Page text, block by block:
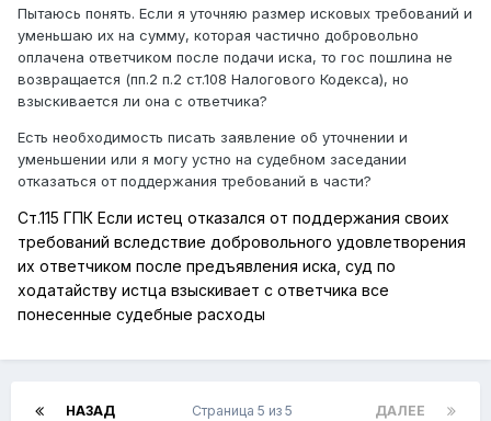
Пытаюсь понять. Если я уточняю размер исковых требований и
уменьшаю их на сумму, которая частично добровольно
оплачена ответчиком после подачи иска, то гос пошлина не
возвращается (пп.2 п.2 ст.108 Налогового Кодекса), но
взыскивается ли она с ответчика?
Есть необходимость писать заявление об уточнении и
уменьшении или я могу устно на судебном заседании
отказаться от поддержания требований в части?
Ст.115 ГПК Если истец отказался от поддержания своих
требований вследствие добровольного удовлетворения
их ответчиком после предъявления иска, суд по
ходатайству истца взыскивает с ответчика все
понесенные судебные расходы
НАЗАД ДАЛЕЕ
Страница 5 из 5